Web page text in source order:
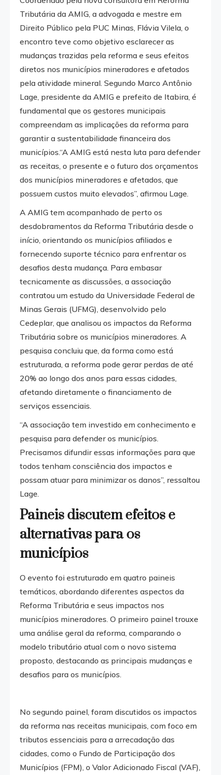
Tributária da AMIG, a advogada e mestre em
Direito Público pela PUC Minas, Flávia Vilela, o
encontro teve como objetivo esclarecer as
mudanças trazidas pela reforma e seus efeitos
diretos nos municípios mineradores e afetados
pela atividade mineral. Segundo Marco Antônio
Lage, presidente da AMIG e prefeito de Itabira, é
fundamental que os gestores municipais
compreendam as implicações da reforma para
garantir a sustentabilidade financeira dos
municípios.“A AMIG está nesta luta para defender
as receitas, o presente e o futuro dos orçamentos
dos municípios mineradores e afetados, que
possuem custos muito elevados”, afirmou Lage.
A AMIG tem acompanhado de perto os
desdobramentos da Reforma Tributária desde o
início, orientando os municípios afiliados e
fornecendo suporte técnico para enfrentar os
desafios desta mudança. Para embasar
tecnicamente as discussões, a associação
contratou um estudo da Universidade Federal de
Minas Gerais (UFMG), desenvolvido pelo
Cedeplar, que analisou os impactos da Reforma
Tributária sobre os municípios mineradores. A
pesquisa concluiu que, da forma como está
estruturada, a reforma pode gerar perdas de até
20% ao longo dos anos para essas cidades,
afetando diretamente o financiamento de
serviços essenciais.
“A associação tem investido em conhecimento e
pesquisa para defender os municípios.
Precisamos difundir essas informações para que
todos tenham consciência dos impactos e
possam atuar para minimizar os danos”, ressaltou
Lage.
Paineis discutem efeitos e
alternativas para os
municípios
O evento foi estruturado em quatro paineis
temáticos, abordando diferentes aspectos da
Reforma Tributária e seus impactos nos
municípios mineradores. O primeiro painel trouxe
uma análise geral da reforma, comparando o
modelo tributário atual com o novo sistema
proposto, destacando as principais mudanças e
desafios para os municípios.
No segundo painel, foram discutidos os impactos
da reforma nas receitas municipais, com foco em
tributos essenciais para a arrecadação das
cidades, como o Fundo de Participação dos
Municípios (FPM), o Valor Adicionado Fiscal (VAF),